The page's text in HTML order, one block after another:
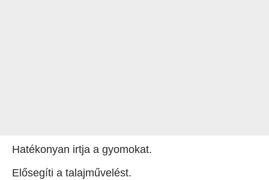
Hatékonyan irtja a gyomokat.
Elősegíti a talajművelést.